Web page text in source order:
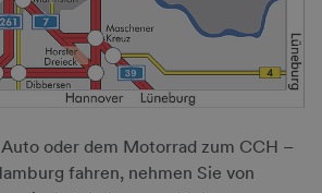
oder dem Motorrad zum CCH –
fahren, nehmen Sie von